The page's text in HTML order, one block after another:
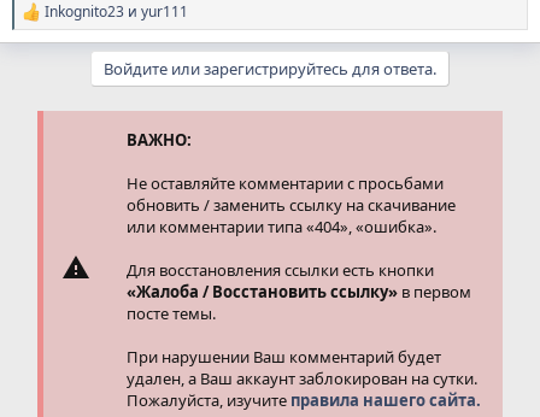
Р
е
Inkognito23 и yur111
Войдите или зарегистрируйтесь для ответа.
ВАЖНО:
Не оставляйте комментарии с просьбами
обновить / заменить ссылку на скачивание
или комментарии типа «404», «ошибка».
Для восстановления ссылки есть кнопки
«Жалоба / Восстановить ссылку» в первом
посте темы.
При нарушении Ваш комментарий будет
удален, а Ваш аккаунт заблокирован на сутки.
Пожалуйста, изучите правила нашего сайта.